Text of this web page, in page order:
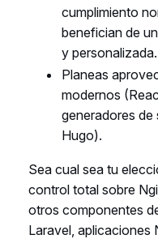
cumplimiento
benefician de
y personalizada.
Planeas
modernos
generadores de
Hugo).
Sea cual sea tu
control total sobre
otros componentes
Laravel, aplicaciones